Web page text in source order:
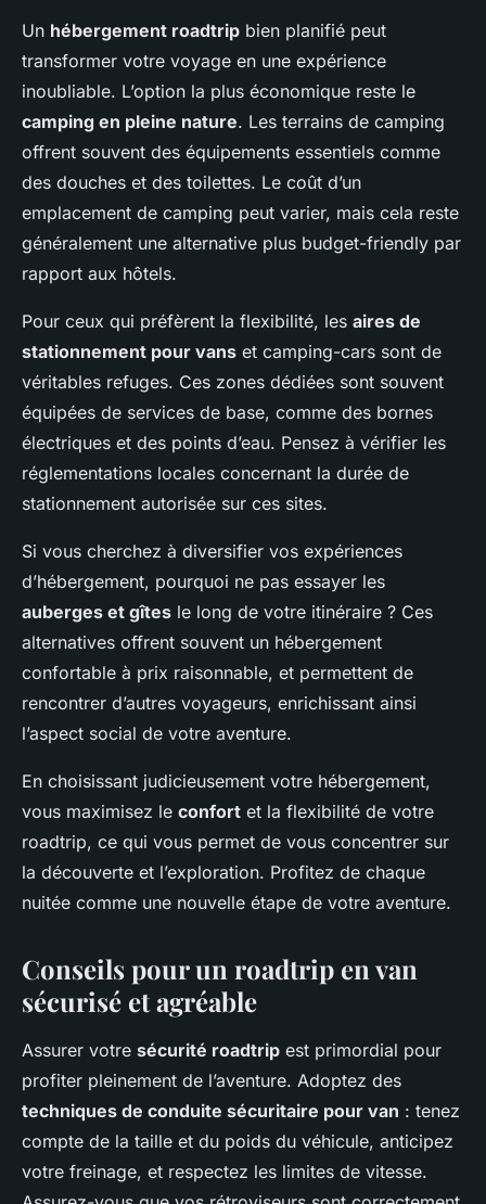
Un hébergement roadtrip bien planifié peut
transformer votre voyage en une expérience
inoubliable. L’option la plus économique reste le
camping en pleine nature. Les terrains de camping
offrent souvent des équipements essentiels comme
des douches et des toilettes. Le coût d’un
emplacement de camping peut varier, mais cela reste
généralement une alternative plus budget-friendly par
rapport aux hôtels.
Pour ceux qui préfèrent la flexibilité, les aires de
stationnement pour vans et camping-cars sont de
véritables refuges. Ces zones dédiées sont souvent
équipées de services de base, comme des bornes
électriques et des points d’eau. Pensez à vérifier les
réglementations locales concernant la durée de
stationnement autorisée sur ces sites.
Si vous cherchez à diversifier vos expériences
d’hébergement, pourquoi ne pas essayer les
auberges et gîtes le long de votre itinéraire ? Ces
alternatives offrent souvent un hébergement
confortable à prix raisonnable, et permettent de
rencontrer d’autres voyageurs, enrichissant ainsi
l’aspect social de votre aventure.
En choisissant judicieusement votre hébergement,
vous maximisez le confort et la flexibilité de votre
roadtrip, ce qui vous permet de vous concentrer sur
la découverte et l’exploration. Profitez de chaque
nuitée comme une nouvelle étape de votre aventure.
Conseils pour un roadtrip en van
sécurisé et agréable
Assurer votre sécurité roadtrip est primordial pour
profiter pleinement de l’aventure. Adoptez des
techniques de conduite sécuritaire pour van : tenez
compte de la taille et du poids du véhicule, anticipez
votre freinage, et respectez les limites de vitesse.